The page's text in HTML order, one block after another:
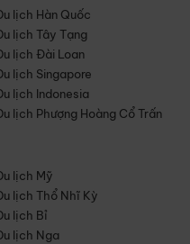
lịch Hàn Quốc
lịch Tây Tạng
lịch Đài Loan
lịch Singapore
lịch Indonesia
lịch Phượng Hoàng Cổ Trấn
lịch Mỹ
lịch Thổ Nhĩ Kỳ
lịch Bỉ
lịch Nga